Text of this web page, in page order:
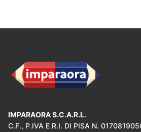
IMPARAORA S.C.A.R.L.
C.F., P.IVA E R.I. DI PISA N.